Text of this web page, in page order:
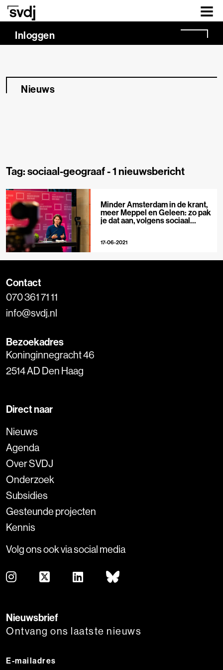
Naar hoofdinhoud
Inloggen
Nieuws
Tag: sociaal-geograaf -1 nieuwsbericht
Minder Amsterdam in de krant,
meer Meppel en Geleen: zo pak
je dat aan, volgens sociaal
17-06-2021
Contact
070 361 71 11
info@svdj.nl
Bezoekadres
Koninginnegracht 46
2514 AD Den Haag
Direct naar
Nieuws
Agenda
Over SVDJ
Onderzoek
Subsidies
Gesteunde projecten
Kennis
Volg ons ook via social media
Nieuwsbrief
Ontvang ons laatste nieuws
E-mailadres